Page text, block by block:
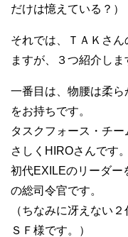
だけは憶えている？）
それでは、ＴＡＫさ
ますが、３つ紹介しま
一番目は、物腰は柔
をお持ちです。
タスクフォース・チ
さしくHIROさんです。
初代EXILEのリーダー
の総司令官です。
（ちなみに冴えない
ＳＦ様です。）